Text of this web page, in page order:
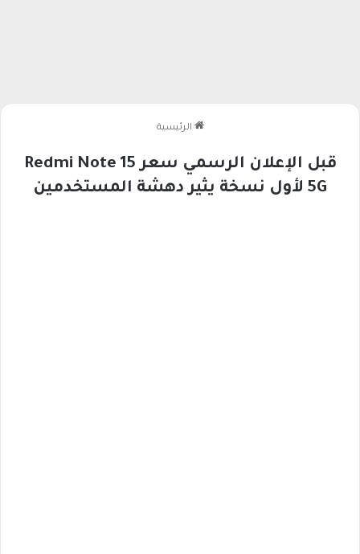
الرئيسية
قبل الإعلان الرسمي سعر Redmi Note 15
5G لأول نسخة يثير دهشة المستخدمين